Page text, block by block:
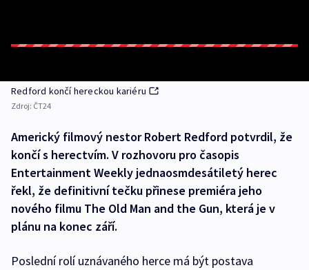
Redford končí hereckou kariéru
Zdroj: ČT24
Americký filmový nestor Robert Redford potvrdil, že
končí s herectvím. V rozhovoru pro časopis
Entertainment Weekly jednaosmdesátiletý herec
řekl, že definitivní tečku přinese premiéra jeho
nového filmu The Old Man and the Gun, která je v
plánu na konec září.
Poslední rolí uznávaného herce má být postava